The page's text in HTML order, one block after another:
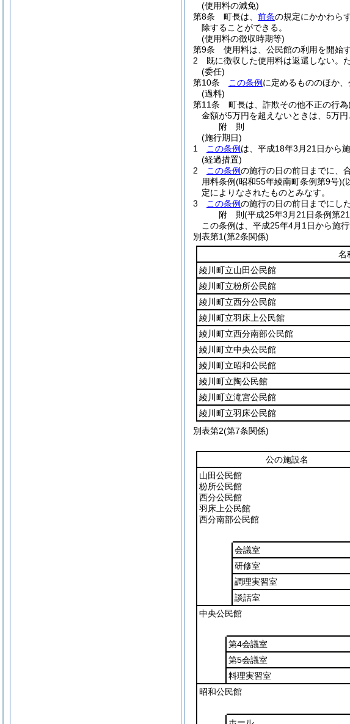
(使用料の減免)
第8条
町長は、 前条の規定にかかわら
除することができる。
(使用料の徴収時期等)
第9条
使用料は、公民館の利用を開始
2
既に徴収した使用料は返還しない。
(委任)
第10条
この条例 に定めるもののほか
(過料)
第11条
町長は、詐欺その他不正の行為
金額が5万円を超えないときは、5万
附 則
(施行期日)
1
この条例 は、平成18年3月21日から施
(経過措置)
2
この条例の施行の日の前日までに、
用料条例(昭和55年綾南町条例第9号)(
定によりなされたものとみなす。
3
この条例の施行の日の前日までにし
附 則(平成25年3月21日条例第
この条例は、平成25年4月1日から施行
別表第1(第2条関係)
名
綾川町立山田公民館
綾川町立枌所公民館
綾川町立西分公民館
綾川町立羽床上公民館
綾川町立西分南部公民館
綾川町立中央公民館
綾川町立昭和公民館
綾川町立陶公民館
綾川町立滝宮公民館
綾川町立羽床公民館
別表第2(第7条関係)
公の施設名
山田公民館
枌所公民館
西分公民館
羽床上公民館
西分南部公民館
会議室
研修室
調理実習室
談話室
中央公民館
第4会議室
第5会議室
料理実習室
昭和公民館